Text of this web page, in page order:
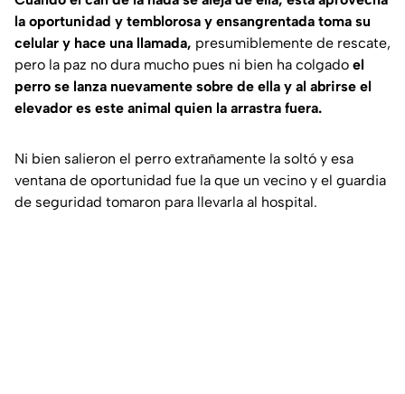
la oportunidad y temblorosa y ensangrentada toma su
celular y hace una llamada, presumiblemente de rescate,
pero la paz no dura mucho pues ni bien ha colgado el
perro se lanza nuevamente sobre de ella y al abrirse el
elevador es este animal quien la arrastra fuera.
Ni bien salieron el perro extrañamente la soltó y esa
ventana de oportunidad fue la que un vecino y el guardia
de seguridad tomaron para llevarla al hospital.